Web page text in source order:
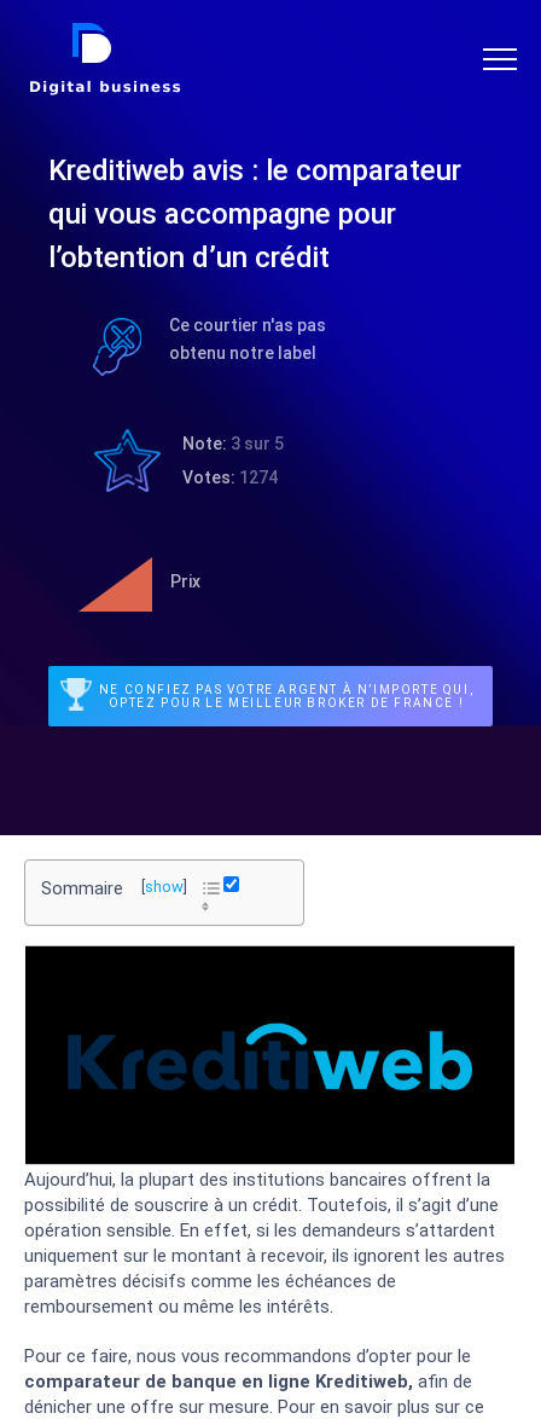
DIGITAL BUSINESS
Kreditiweb avis : le comparateur
qui vous accompagne pour
l’obtention d’un crédit
Ce courtier n'as pas
obtenu notre label
Note: 3 sur 5
Votes: 1274
Prix
NE CONFIEZ PAS VOTRE ARGENT À N’IMPORTE QUI,
OPTEZ POUR LE MEILLEUR BROKER DE FRANCE !
Sommaire show
Aujourd’hui, la plupart des institutions bancaires offrent la
possibilité de souscrire à un crédit. Toutefois, il s’agit d’une
opération sensible. En effet, si les demandeurs s’attardent
uniquement sur le montant à recevoir, ils ignorent les autres
paramètres décisifs comme les échéances de
remboursement ou même les intérêts.
Pour ce faire, nous vous recommandons d’opter pour le
comparateur de banque en ligne Kreditiweb, afin de
dénicher une offre sur mesure. Pour en savoir plus sur ce